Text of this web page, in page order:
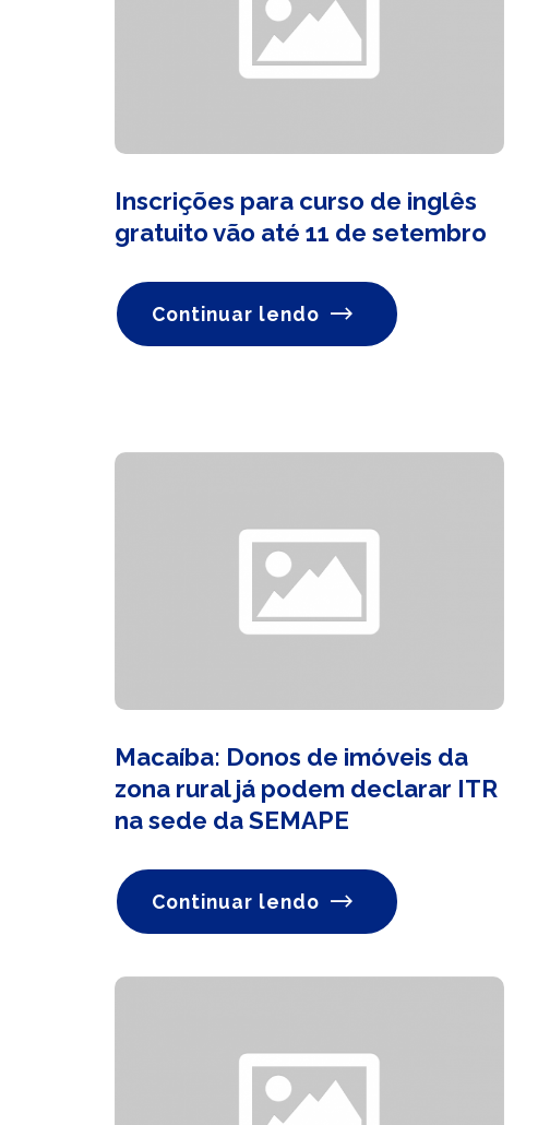
Inscrições para curso de inglês
gratuito vão até 11 de setembro
Continuar lendo
Macaíba: Donos de imóveis da
zona rural já podem declarar ITR
na sede da SEMAPE
Continuar lendo